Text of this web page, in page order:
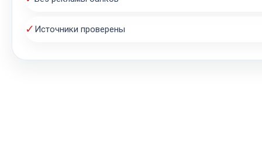
✓ Источники проверены